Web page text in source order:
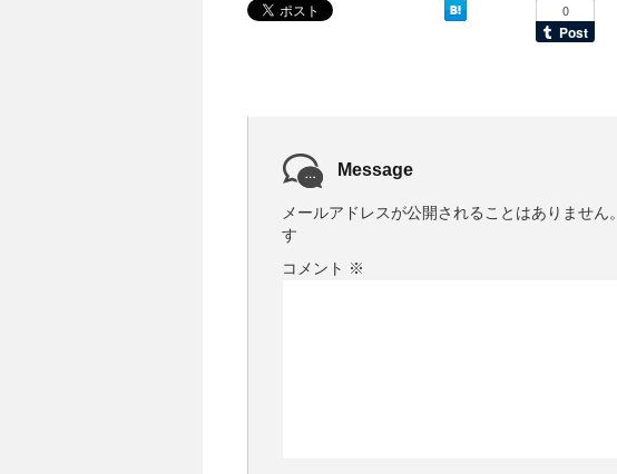
Message
メールアドレスが公開されることはありません。
す
コメント ※